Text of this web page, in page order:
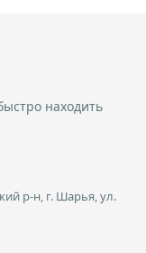
находить
р-н, г. Шарья, ул.